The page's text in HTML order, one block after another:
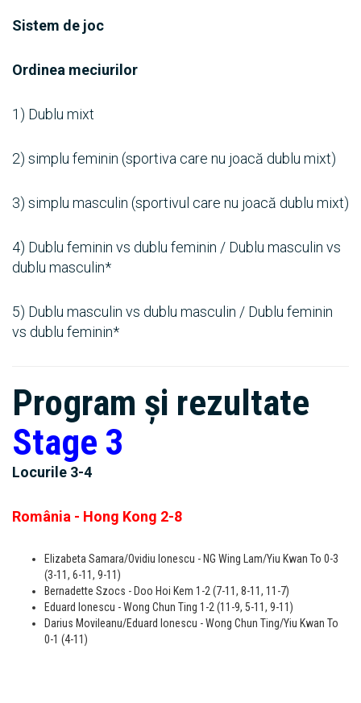
Sistem de joc
Ordinea meciurilor
1) Dublu mixt
2) simplu feminin (sportiva care nu joacă dublu mixt)
3) simplu masculin (sportivul care nu joacă dublu mixt)
4) Dublu feminin vs dublu feminin / Dublu masculin vs
dublu masculin*
5) Dublu masculin vs dublu masculin / Dublu feminin
vs dublu feminin*
Program și rezultate
Stage 3
Locurile 3-4
România - Hong Kong 2-8
Elizabeta Samara/Ovidiu Ionescu - NG Wing Lam/Yiu Kwan To 0-3
(3-11, 6-11, 9-11)
Bernadette Szocs - Doo Hoi Kem 1-2 (7-11, 8-11, 11-7)
Eduard Ionescu - Wong Chun Ting 1-2 (11-9, 5-11, 9-11)
Darius Movileanu/Eduard Ionescu - Wong Chun Ting/Yiu Kwan To
0-1 (4-11)